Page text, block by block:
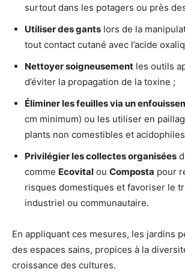
surtout dans les potagers ou près
Utiliser des gants lors de la
tout contact cutané avec l’acide
Nettoyer soigneusement les outils
d’éviter la propagation de la toxine ;
Éliminer les feuilles via un
cm minimum) ou les utiliser en
plants non comestibles et
Privilégier les collectes organisées
comme Ecovital ou Composta pour
risques domestiques et favoriser le
industriel ou communautaire.
En appliquant ces mesures, les jardins
des espaces sains, propices à la
croissance des cultures.